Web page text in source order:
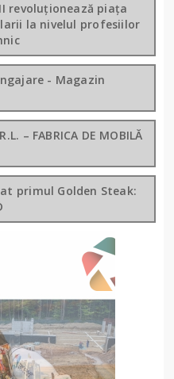
revoluționează piața
la nivelul profesiilor
- Magazin
– FABRICA DE MOBILĂ
primul Golden Steak: